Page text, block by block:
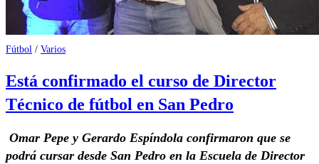
Fútbol / Varios
Está confirmado el curso de Director
Técnico de fútbol en San Pedro
Omar Pepe y Gerardo Espíndola confirmaron que se
podrá cursar desde San Pedro en la Escuela de Director